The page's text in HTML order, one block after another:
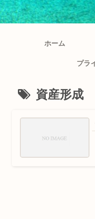
ホーム
プラ
資産形成